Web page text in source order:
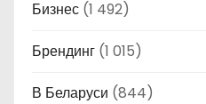
Бизнес (1 492)
Брендинг (1 015)
В Беларуси (844)